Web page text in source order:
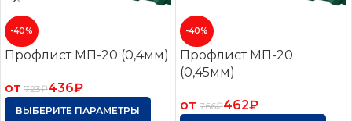
-40%
Профлист МП-20 (0,4мм)
от 723₽436₽
ВЫБЕРИТЕ ПАРАМЕТРЫ
-40%
Профлист МП-20
(0,45мм)
от 766₽462₽